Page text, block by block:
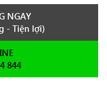
NGAY
- Tiện lợi)
844